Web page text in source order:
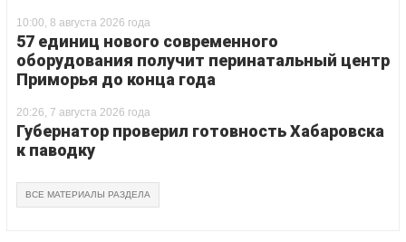
10:00, 8 августа 2026 года
57 единиц нового современного
оборудования получит перинатальный центр
Приморья до конца года
20:26, 7 августа 2026 года
Губернатор проверил готовность Хабаровска
к паводку
ВСЕ МАТЕРИАЛЫ РАЗДЕЛА